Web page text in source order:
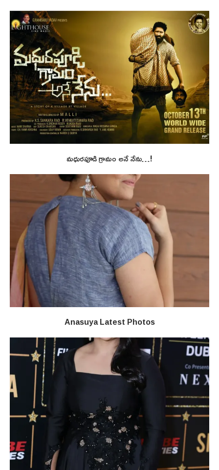
మధురపూడి గ్రామం అనే నేను…!
Anasuya Latest Photos